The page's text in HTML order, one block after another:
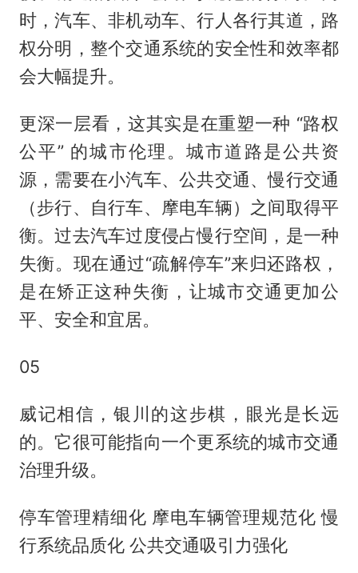
时，汽车、非机动车、行人各行其道，路
权分明，整个交通系统的安全性和效率都
会大幅提升。
更深一层看，这其实是在重塑一种 “路权
公平” 的城市伦理。城市道路是公共资
源，需要在小汽车、公共交通、慢行交通
（步行、自行车、摩电车辆）之间取得平
衡。过去汽车过度侵占慢行空间，是一种
失衡。现在通过“疏解停车”来归还路权，
是在矫正这种失衡，让城市交通更加公
平、安全和宜居。
05
威记相信，银川的这步棋，眼光是长远
的。它很可能指向一个更系统的城市交通
治理升级。
停车管理精细化 摩电车辆管理规范化 慢
行系统品质化 公共交通吸引力强化